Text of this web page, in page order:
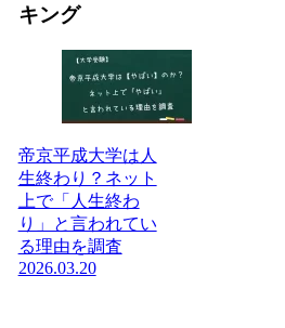
キング
帝京平成大学は人
生終わり？ネット
上で「人生終わ
り」と言われてい
る理由を調査
2026.03.20